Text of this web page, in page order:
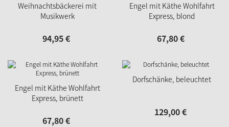
Weihnachtsbäckerei mit
Musikwerk
94,95€
Engel mit Käthe Wohlfahrt
Express, blond
67,80€
Engel mit Käthe Wohlfahrt
Express, brünett
67,80€
Dorfschänke, beleuchtet
129,00€